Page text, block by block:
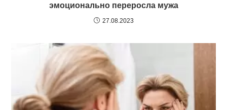
эмоционально переросла мужа
27.08.2023